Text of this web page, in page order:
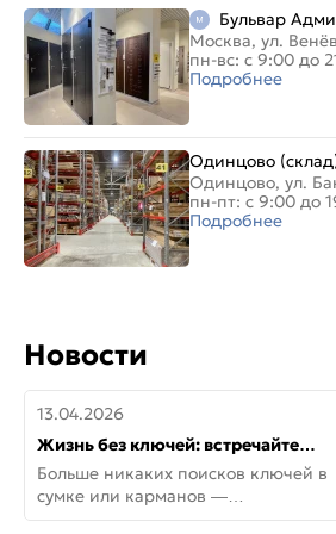
Бульвар
Москва, ул.
пн-вс: с 9:00 до
Подробнее
Одинцово
Одинцово, ул.
пн-пт: с 9:00 до
Подробнее
Новости
13.04.2026
Жизнь без ключей: встречайте
новую дверь СИТИ ИНТЕГРА
АйКью!
Больше никаких поисков ключей в
сумке или карманов —
представляем СИТИ ИНТЕГРА